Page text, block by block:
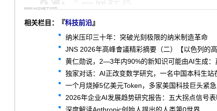
相关栏目：『科技前沿』
纳米压印三十年：突破光刻极限的纳米制造革命
JNS 2026年高峰會議精彩摘要（二）【以色列的
黄仁勋说，2—3年内90%的新知识可能由AI生成
独家对话：AI正改变数学研究，一名中国本科生站
一个月烧掉5亿美元Token，多家美国科技巨头紧
2026年企业AI发展趋势研究报告：五大拐点信号